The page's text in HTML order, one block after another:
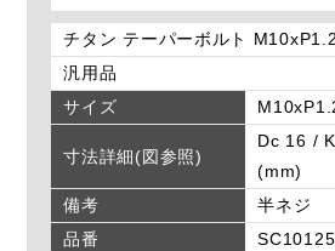
チタン テーパーボルト
汎用品
サイズ
寸法詳細(図参照)
Dc 16 /
(mm)
備考
半ネジ
品番